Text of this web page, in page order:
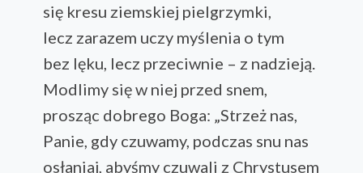
się kresu ziemskiej pielgrzymki,
lecz zarazem uczy myślenia o tym
bez lęku, lecz przeciwnie – z nadzieją.
Modlimy się w niej przed snem,
prosząc dobrego Boga: „Strzeż nas,
Panie, gdy czuwamy, podczas snu nas
osłaniaj, abyśmy czuwali z Chrystusem